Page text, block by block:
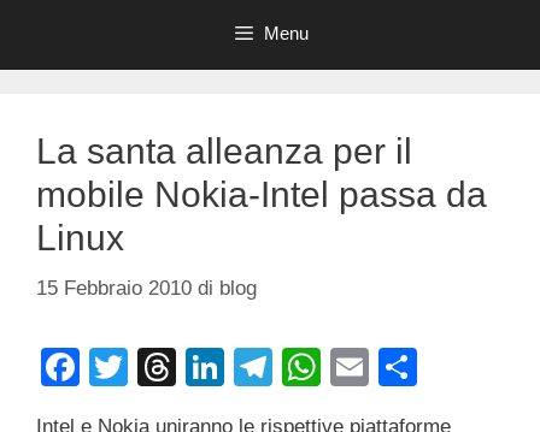
Menu
La santa alleanza per il
mobile Nokia-Intel passa da
Linux
15 Febbraio 2010 di blog
F
T
T
Li
T
W E
Intel e Nokia uniranno le rispettive piattaforme